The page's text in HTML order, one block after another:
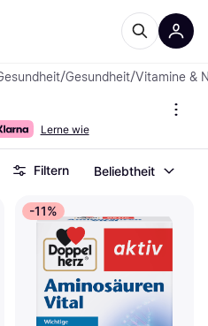
/Gesundheit/Vitamine &
Lerne wie
Filtern Beliebtheit
-11%